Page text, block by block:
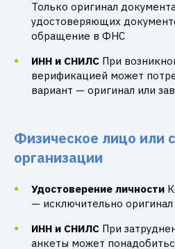
Только оригинал
удостоверяющих
обращение в ФНС
ИНН и СНИЛС При
верификацией может
вариант — оригинал или
Физическое лицо или
организации
Удостоверение личности
— исключительно
ИНН и СНИЛС При
анкеты может